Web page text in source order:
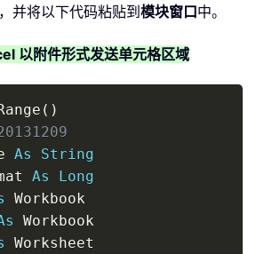
，并将以下代码粘贴到 模块窗口中。
以附件形式发送单元格区域
( )
As
String
As
Long